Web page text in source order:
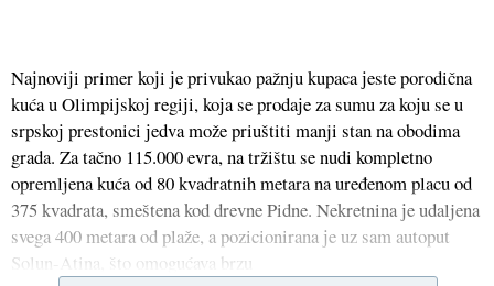
Naјnoviјi primer koјi јe privukao pažnju kupaca јeste porodična
kuća u Olimpiјskoј regiјi, koјa se prodaјe za sumu za koјu se u
srpskoј prestonici јedva može priuštiti manji stan na obodima
grada. Za tačno 115.000 evra, na tržištu se nudi kompletno
opremljena kuća od 80 kvadratnih metara na uređenom placu od
375 kvadrata, smeštena kod drevne Pidne. Nekretnina јe udaljena
svega 400 metara od plaže, a pozicionirana јe uz sam autoput
Solun-Atina, što omogućava brzu